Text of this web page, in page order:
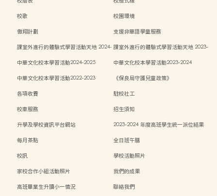
校歌
校園環境
傲翔計劃
支援非華語學童服務
課室外進行的體驗式學習活動天地 2024-課室外進行的體驗式學習活動天地 2023-
中華文化校本學習活動2024-2025
中華文化校本學習活動2023-2024
中華文化校本學習活動2022-2023
《保良局守護兒童政策》
各項收費
駐校社工
校車服務
招生須知
升學及學校資訊平台網站
2023-2024 年度高班學生統一派位結果
每月茶點
全日班午膳
校訊
學校活動照片
家校合作小組活動照片
我們的成果
高班畢業生升讀小一情況
聯絡我們